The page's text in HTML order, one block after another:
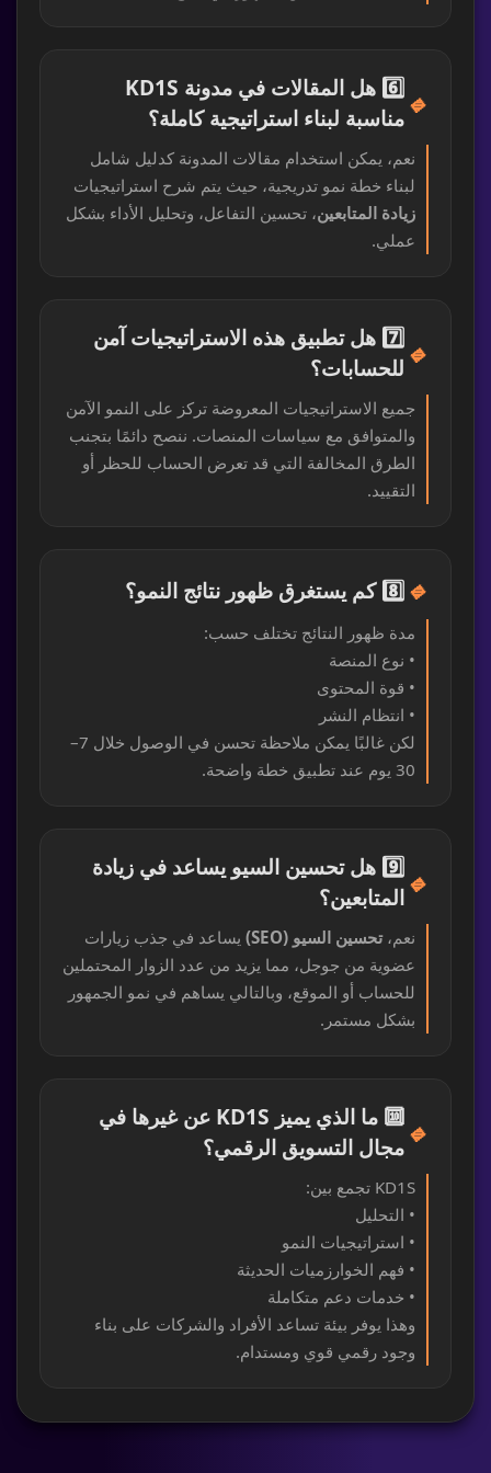
🔹
6️⃣ هل المقالات في مدونة KD1S
مناسبة لبناء استراتيجية كاملة؟
نعم، يمكن استخدام مقالات المدونة كدليل شامل
لبناء خطة نمو تدريجية، حيث يتم شرح استراتيجيات
زيادة المتابعين، تحسين التفاعل، وتحليل الأداء بشكل
عملي.
🔹
7️⃣ هل تطبيق هذه الاستراتيجيات آمن
للحسابات؟
جميع الاستراتيجيات المعروضة تركز على النمو الآمن
والمتوافق مع سياسات المنصات. ننصح دائمًا بتجنب
الطرق المخالفة التي قد تعرض الحساب للحظر أو
التقييد.
🔹8️⃣ كم يستغرق ظهور نتائج النمو؟
مدة ظهور النتائج تختلف حسب:
• نوع المنصة
• قوة المحتوى
• انتظام النشر
لكن غالبًا يمكن ملاحظة تحسن في الوصول خلال 7–
30 يوم عند تطبيق خطة واضحة.
🔹
9️⃣ هل تحسين السيو يساعد في زيادة
المتابعين؟
نعم،تحسين السيو (SEO)
يساعد في جذب زيارات
عضوية من جوجل، مما يزيد من عدد الزوار المحتملين
للحساب أو الموقع، وبالتالي يساهم في نمو الجمهور
بشكل مستمر.
🔹
🔟 ما الذي يميز KD1S عن غيرها في
مجال التسويق الرقمي؟
KD1S تجمع بين:
• التحليل
• استراتيجيات النمو
• فهم الخوارزميات الحديثة
• خدمات دعم متكاملة
وهذا يوفر بيئة تساعد الأفراد والشركات على بناء
وجود رقمي قوي ومستدام.